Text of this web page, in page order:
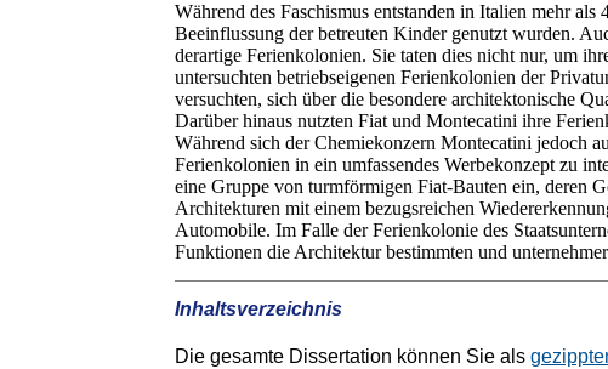
Während des Faschismus entstanden in Italien mehr
Beeinflussung der betreuten Kinder genutzt wurden.
derartige Ferienkolonien. Sie taten dies nicht nur, um
untersuchten betriebseigenen Ferienkolonien der
versuchten, sich über die besondere architektonische
Darüber hinaus nutzten Fiat und Montecatini ihre
Während sich der Chemiekonzern Montecatini jedoch
Ferienkolonien in ein umfassendes Werbekonzept zu
eine Gruppe von turmförmigen Fiat-Bauten ein, deren
Architekturen mit einem bezugsreichen
Automobile. Im Falle der Ferienkolonie des
Funktionen die Architektur bestimmten und
Inhaltsverzeichnis
Die gesamte Dissertation können Sie als